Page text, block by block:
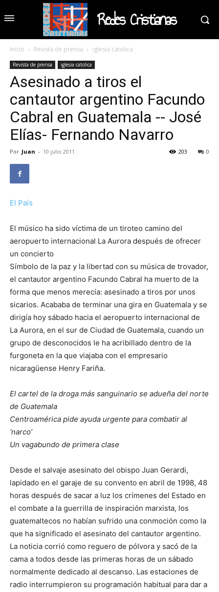
Redes Cristianas
Inicio Revista de prensa iglesia catolica
Revista de prensa iglesia catolica
Asesinado a tiros el
cantautor argentino Facundo
Cabral en Guatemala -- José
Elías- Fernando Navarro
Por Juan - 10 julio 2011 0
203
El País
El músico ha sido víctima de un tiroteo camino del
aeropuerto internacional La Aurora después de ofrecer
un concierto
Símbolo de la paz y la libertad con su música de trovador,
el cantautor argentino Facundo Cabral ha muerto de la
forma que menos merecía: asesinado a tiros por unos
sicarios. Acababa de terminar una gira en Guatemala y se
dirigía hoy sábado hacia el aeropuerto internacional de
La Aurora, en el sur de Ciudad de Guatemala, cuando un
grupo de desconocidos le ha acribillado dentro de la
furgoneta en la que viajaba con el empresario
nicaragüense Henry Fariña.
El cartel de la droga más sanguinario se adueña del norte
de Guatemala
Centroamérica pide ayuda urgente para combatir al
‘narco’
Un vagabundo de primera clase
Desde el salvaje asesinato del obispo Juan Gerardi,
lapidado en el garaje de su convento en abril de 1998, 48
horas después de sacar a luz los crímenes del Estado en
el combate a la guerrilla de inspiración marxista, los
guatemaltecos no habían sufrido una conmoción como la
que ha significado el asesinato del cantautor argentino.
La noticia corrió como reguero de pólvora y sacó de la
cama a todos desde las primeras horas de un sábado
normalmente dedicado al descanso. Las estaciones de
radio interrumpieron su programación habitual para dar a